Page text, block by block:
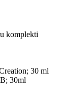
komplekti
30 ml
30ml